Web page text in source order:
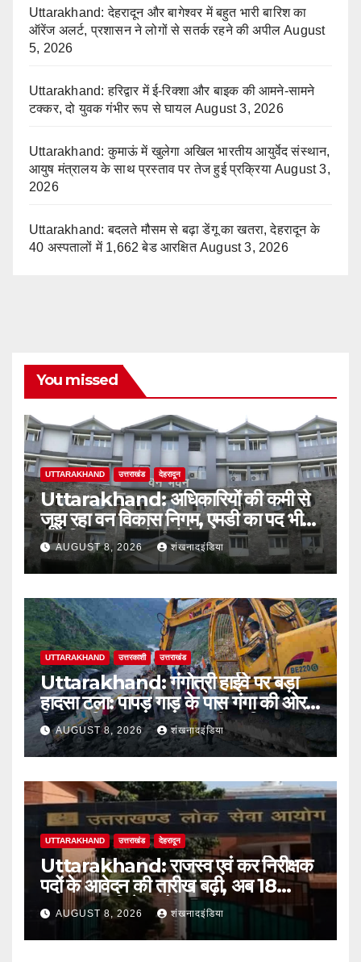
Uttarakhand: देहरादून और बागेश्वर में बहुत भारी बारिश का
ऑरेंज अलर्ट, प्रशासन ने लोगों से सतर्क रहने की अपील August
5, 2026
Uttarakhand: हरिद्वार में ई-रिक्शा और बाइक की आमने-सामने
टक्कर, दो युवक गंभीर रूप से घायल August 3, 2026
Uttarakhand: कुमाऊं में खुलेगा अखिल भारतीय आयुर्वेद संस्थान,
आयुष मंत्रालय के साथ प्रस्ताव पर तेज हुई प्रक्रिया August 3,
2026
Uttarakhand: बदलते मौसम से बढ़ा डेंगू का खतरा, देहरादून के
40 अस्पतालों में 1,662 बेड आरक्षित August 3, 2026
You missed
UTTARAKHAND उत्तराखंड देहरादून
Uttarakhand: अधिकारियों की कमी से
जूझ रहा वन विकास निगम, एमडी का पद भी
अतिरिक्त प्रभार के भरोसे
AUGUST 8, 2026 शंखनादइंडिया
UTTARAKHAND उत्तरकाशी उत्तराखंड
Uttarakhand: गंगोत्री हाईवे पर बड़ा
हादसा टला: पापड़ गाड़ के पास गंगा की ओर
फिसला पिकअप, कांवड़ यात्री सुरक्षित
AUGUST 8, 2026 शंखनादइंडिया
UTTARAKHAND उत्तराखंड देहरादून
Uttarakhand: राजस्व एवं कर निरीक्षक
पदों के आवेदन की तारीख बढ़ी, अब 18
अगस्त तक मिलेगा मौका
AUGUST 8, 2026 शंखनादइंडिया